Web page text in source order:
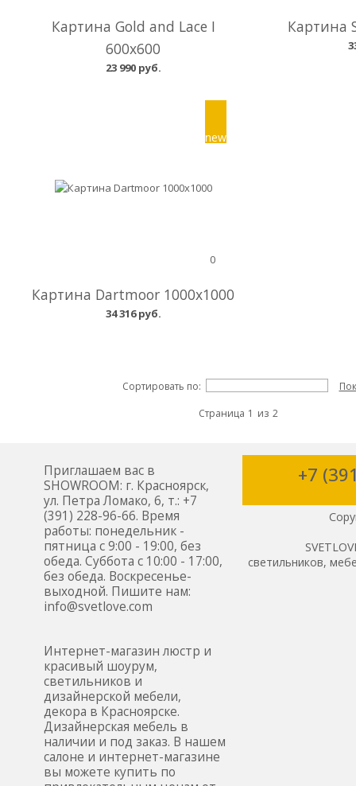
Картина Gold and Lace I
600x600
23 990 руб.
Картина
0
Картина Dartmoor 1000x1000
34 316 руб.
Сортировать по:
Страница 1 из 2
Приглашаем вас в
SHOWROOM: г. Красноярск,
ул. Петра Ломако, 6, т.: +7
(391) 228-96-66. Время
работы: понедельник -
пятница с 9:00 - 19:00, без
обеда. Суббота с 10:00 - 17:00,
без обеда. Воскресенье-
выходной. Пишите нам:
info@svetlove.com
Интернет-магазин люстр и
красивый шоурум,
светильников и
дизайнерской мебели,
декора в Красноярске.
Дизайнерская мебель в
наличии и под заказ. В нашем
салоне и интернет-магазине
вы можете купить по
+7
светильников,